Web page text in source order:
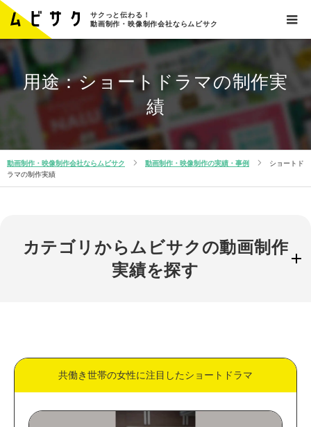
サクっと伝わる！
動画制作・映像制作会社ならムビサク
用途：ショートドラマの制作実
績
動画制作・映像制作会社ならムビサク 動画制作・映像制作の実績・事例
ショートド
ラマの制作実績
カテゴリからムビサクの動画制作
実績を探す
50万円～
共働き世帯の女性に注目したショートドラマ